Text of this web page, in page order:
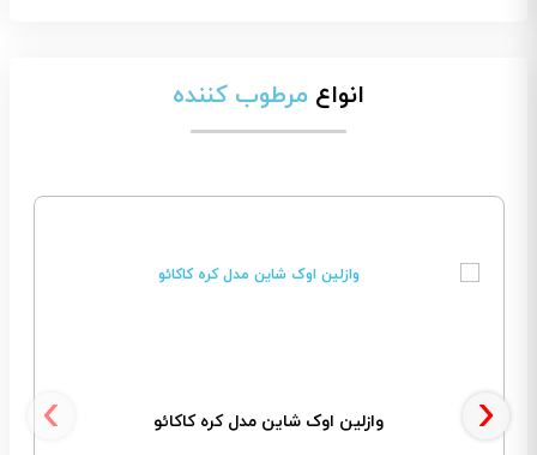
انواع مرطوب کننده
وازلین اوک شاین مدل کره کاکائو ‹ ›